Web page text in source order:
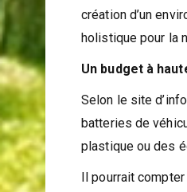
création d’un
holistique pour la
Un budget à
Selon le site
batteries de
plastique ou des
Il pourrait